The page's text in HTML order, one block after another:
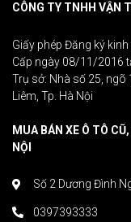
CÔNG TY TNHH VẬN
Giấy phép Đăng ký
Cấp ngày 08/11/2016
Trụ sở: Nhà số 25, ngõ
Liêm, Tp. Hà Nội
MUA BÁN XE Ô TÔ
NỘI
Số 2 Dương Đình
0397393333